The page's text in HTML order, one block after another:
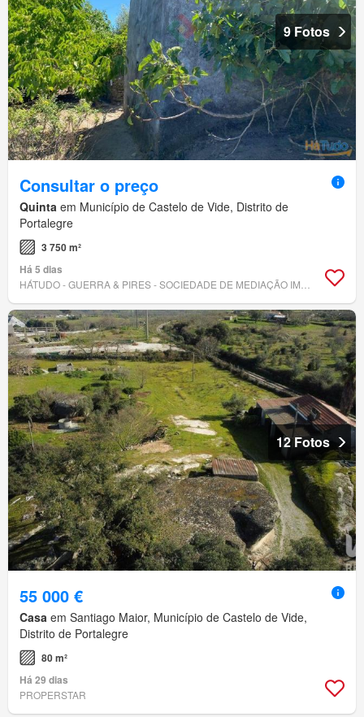
9 Fotos
Consultar o preço
Quinta em Município de Castelo de Vide, Distrito de
Portalegre
3 750 m²
Há 5 dias
12 Fotos
55 000 €
Casa em Santiago Maior, Município de Castelo de Vide,
Distrito de Portalegre
80 m²
Há 29 dias
PROPERSTAR